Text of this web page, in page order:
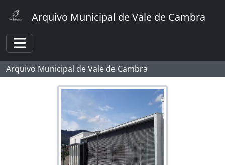
Arquivo Municipal de Vale de Cambra
Toggle navigation
Arquivo Municipal de Vale de Cambra
[Item] Comemoração, Sr. António Martins
[Item] Comemoração, Sr. António Martins
[Item] Comemoração, Sr. António Martins
[Item] Comemoração, Sr. António Martins
[Item] Comemoração, Sr. António Martins
[Item] Comemoração, Sr. António Martins
[Item] Comemoração, Sr. António Martins
[Item] Comemoração, Sr. António Martins
[Item] Retrato de casal
[Item] Grupo familiar
[Item] Grupo familiar